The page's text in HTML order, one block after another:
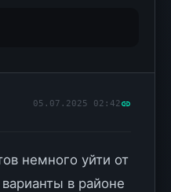
05.07.2025 02:42
немного уйти от
в районе